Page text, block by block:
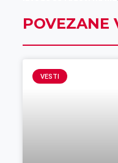
POVEZANE
VESTI